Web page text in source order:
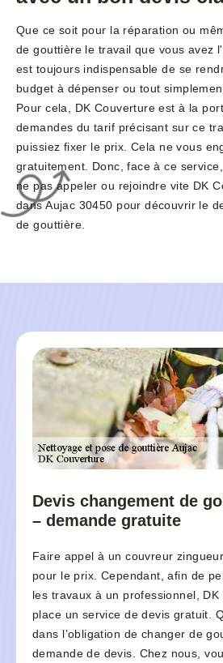
Que ce soit pour la réparation ou
de gouttière le travail que vous avez
est toujours indispensable de se
budget à dépenser ou tout
Pour cela, DK Couverture est à la
demandes du tarif précisant sur ce
puissiez fixer le prix. Cela ne vous
gratuitement. Donc, face à ce
ne pas appeler ou rejoindre vite DK
dans Aujac 30450 pour découvrir le
de gouttière.
Devis changement de
– demande gratuite
Faire appel à un couvreur
pour le prix. Cependant, afin de
les travaux à un professionnel,
place un service de devis gratuit.
dans l’obligation de changer de
demande de devis. Chez nous,